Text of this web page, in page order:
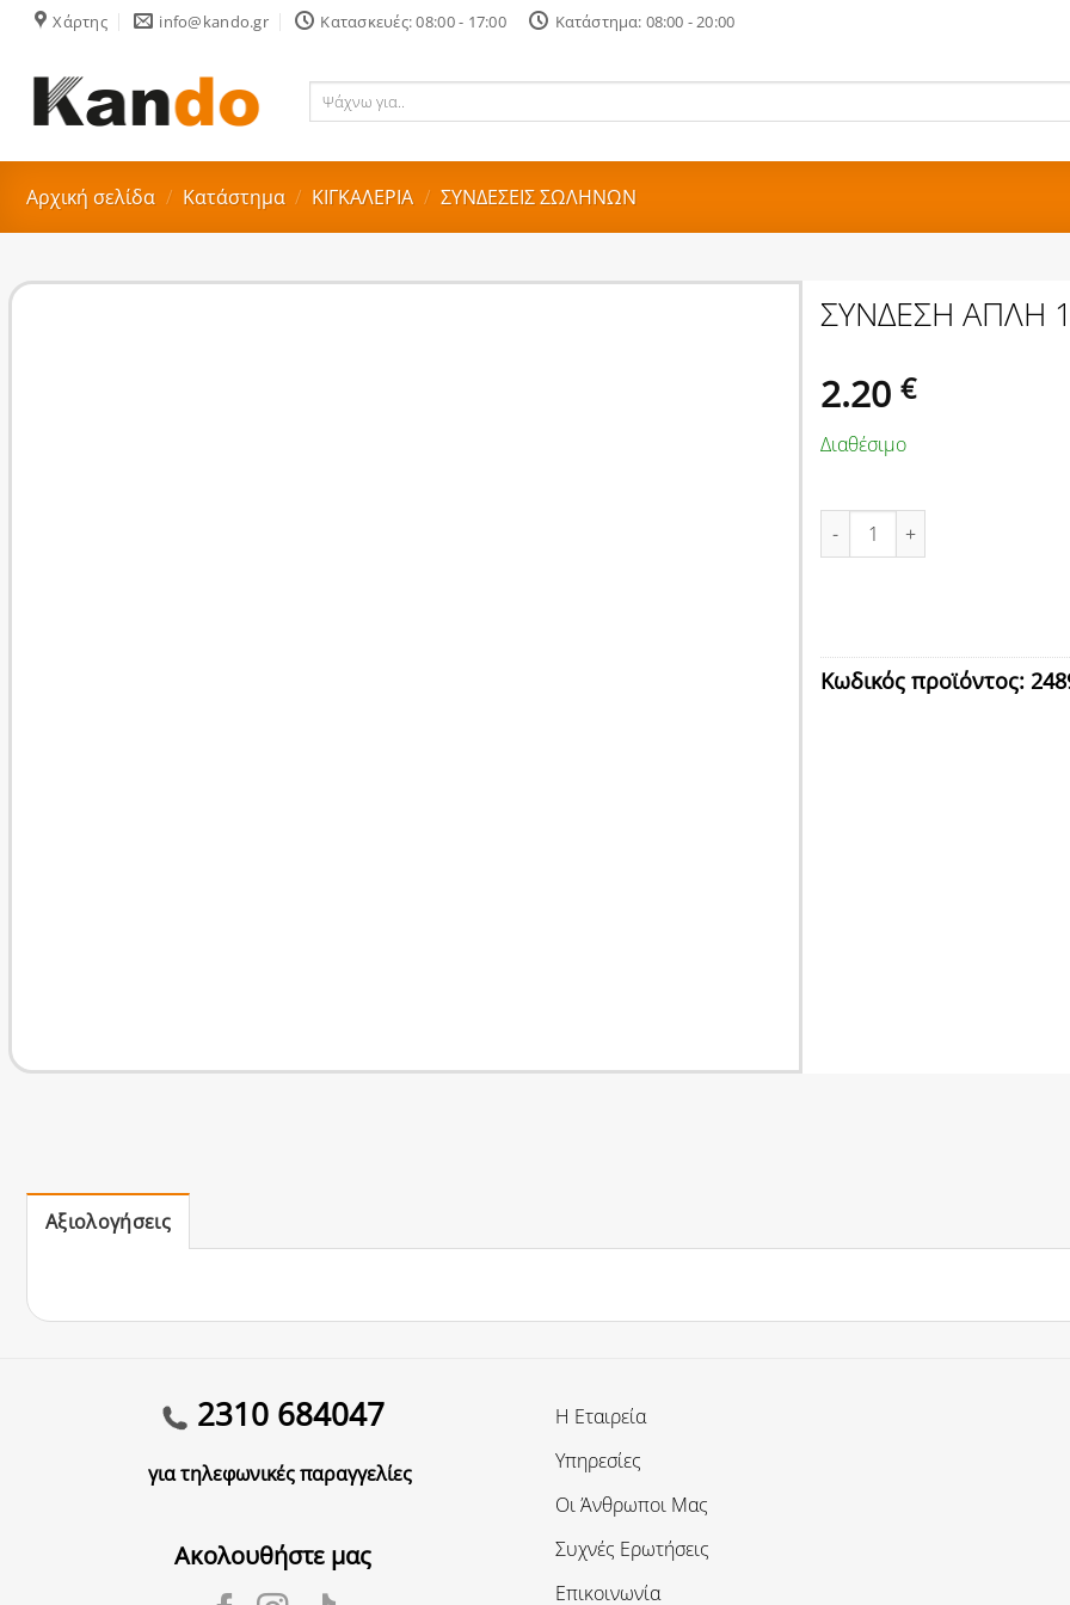
Skip
content
Χάρτης info@kando.gr Κατασκευές: 08:00 - 17:00 Κατάστημα: 08:00 - 20:00
Ψάχνω
Αρχική σελίδα / Κατάστημα / ΚΙΓΚΑΛΕΡΙΑ / ΣΥΝΔΕΣΕΙΣ ΣΩΛΗΝΩΝ
ΣΥΝΔΕΣΗ ΑΠΛΗ
2.20 €
Διαθέσιμο
ΣΥΝΔΕΣΗ ΑΠΛΗ 1/2'' (Φ21mm)
Κωδικός προϊόντος:
Αξιολογήσεις
2310 684047
για τηλεφωνικές παραγγελίες
Ακολουθήστε μας
Η Εταιρεία
Υπηρεσίες
Οι Άνθρωποι Μας
Συχνές Ερωτήσεις
Επικοινωνία